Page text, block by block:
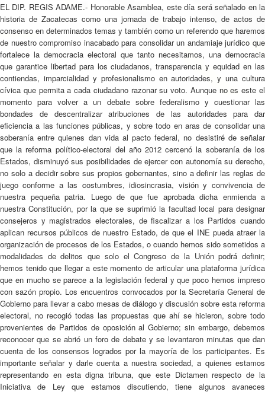
EL DIP. REGIS ADAME.- Honorable Asamblea, este día será señalado en la
historia de Zacatecas como una jornada de trabajo intenso, de actos de
consenso en determinados temas y también como un referendo que haremos
de nuestro compromiso inacabado para consolidar un andamiaje jurídico que
fortalece la democracia electoral que tanto necesitamos, una democracia
que garantice libertad para los ciudadanos, transparencia y equidad en las
contiendas, imparcialidad y profesionalismo en autoridades, y una cultura
cívica que permita a cada ciudadano razonar su voto. Aunque no es este el
momento para volver a un debate sobre federalismo y cuestionar las
bondades de descentralizar atribuciones de las autoridades para dar
eficiencia a las funciones públicas, y sobre todo en aras de consolidar una
soberanía entre quienes dan vida al pacto federal, no desistiré de señalar
que la reforma político-electoral del año 2012 cercenó la soberanía de los
Estados, disminuyó sus posibilidades de ejercer con autonomía su derecho,
no solo a decidir sobre sus propios gobernantes, sino a definir las reglas de
juego conforme a las costumbres, idiosincrasia, visión y convivencia de
nuestra pequeña patria. Luego de que fue aprobada dicha enmienda a
nuestra Constitución, por la que se suprimió la facultad local para designar
consejeros y magistrados electorales, de fiscalizar a los Partidos cuando
aplican recursos públicos de nuestro Estado, de que el INE pueda atraer la
organización de procesos de los Estados, o cuando hemos sido sometidos a
modalidades de delitos que solo el Congreso de la Unión podrá definir;
hemos tenido que llegar a este momento de articular una plataforma jurídica
que en mucho se parece a la legislación federal y que poco hemos impreso
con sazón propio. Los encuentros convocados por la Secretaría General de
Gobierno para llevar a cabo mesas de diálogo y discusión sobre esta reforma
electoral, no recogió todas las propuestas que ahí se hicieron, sobre todo
provenientes de Partidos de oposición al Gobierno; sin embargo, debemos
reconocer que se abrió un foro de debate y se levantaron minutas que dan
cuenta de los consensos logrados por la mayoría de los participantes. Es
importante señalar y darle cuenta a nuestra sociedad, a quienes estamos
representando en esta digna tribuna, que este Dictamen respecto de la
Iniciativa de Ley que estamos discutiendo, tiene algunos avaneces